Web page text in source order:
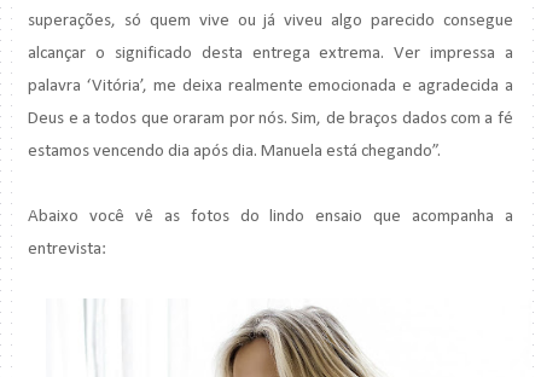
superações, só quem vive ou já viveu algo parecido consegue
alcançar o significado desta entrega extrema. Ver impressa a
palavra ‘Vitória’, me deixa realmente emocionada e agradecida a
Deus e a todos que oraram por nós. Sim, de braços dados com a fé
estamos vencendo dia após dia. Manuela está chegando”.
Abaixo você vê as fotos do lindo ensaio que acompanha a
entrevista: